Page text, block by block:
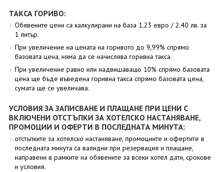
ТАКСА ГОРИВО:
Обявените цени са калкулирани на база 1,23 евро / 2.40 лв. за
1 литър.
При увеличение на цената на горивото до 9,99% спрямо
базовата цена, няма да се начислява горивна такса.
При увеличение равно или надвишаващо 10% спрямо базовата
цена ще бъде въведена горивна такса спрямо базовата цена,
сумата ще се увеличава.
УСЛОВИЯ ЗА ЗАПИСВАНЕ И ПЛАЩАНЕ ПРИ ЦЕНИ С
ВКЛЮЧЕНИ ОТСТЪПКИ ЗА ХОТЕЛСКО НАСТАНЯВАНЕ,
ПРОМОЦИИ И ОФЕРТИ В ПОСЛЕДНАТА МИНУТА:
отстъпките за хотелско настаняване, промоциите и офертите в
последната минута са валидни при резервация и плащане,
направени в рамките на обявените за всеки хотел дати, срокове
и условия.